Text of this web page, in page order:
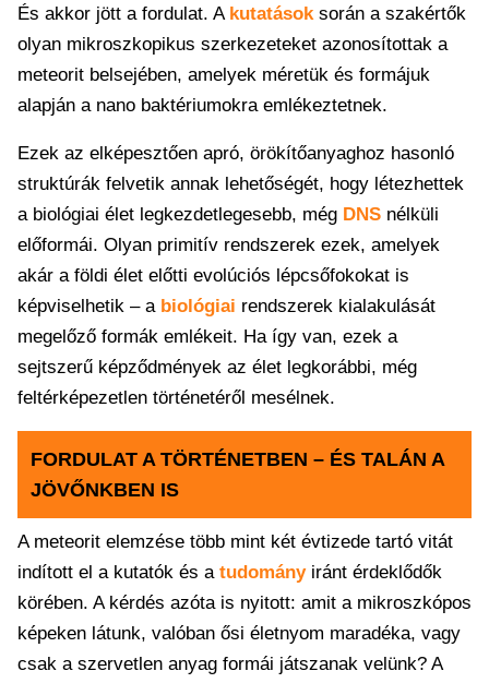
És akkor jött a fordulat. A kutatásoksorán a szakértők
olyan mikroszkopikus szerkezeteket azonosítottak a
meteorit belsejében, amelyek méretük és formájuk
alapján a nano baktériumokra emlékeztetnek.
Ezek az elképesztően apró, örökítőanyaghoz hasonló
struktúrák felvetik annak lehetőségét, hogy létezhettek
a biológiai élet legkezdetlegesebb, még DNS nélküli
előformái. Olyan primitív rendszerek ezek, amelyek
akár a földi élet előtti evolúciós lépcsőfokokat is
képviselhetik – a biológiai rendszerek kialakulását
megelőző formák emlékeit. Ha így van, ezek a
sejtszerű képződmények az élet legkorábbi, még
feltérképezetlen történetéről mesélnek.
FORDULAT A TÖRTÉNETBEN – ÉS TALÁN A
JÖVŐNKBEN IS
A meteorit elemzése több mint két évtizede tartó vitát
indított el a kutatók és a tudományiránt érdeklődők
körében. A kérdés azóta is nyitott: amit a mikroszkópos
képeken látunk, valóban ősi életnyom maradéka, vagy
csak a szervetlen anyag formái játszanak velünk? A